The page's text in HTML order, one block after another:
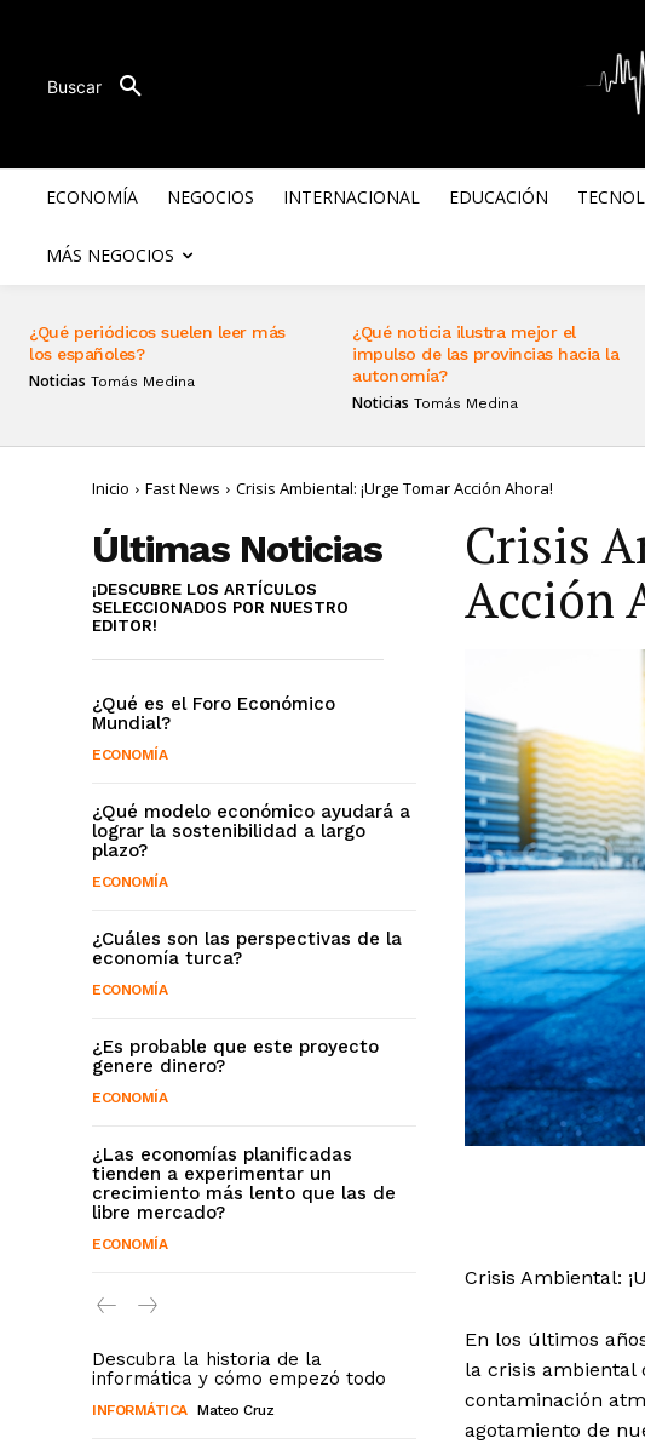
Buscar
ECONOMÍA NEGOCIOS INTERNACIONAL EDUCACIÓN
MÁS NEGOCIOS
¿Qué periódicos suelen leer más
los españoles?
Noticias Tomás Medina
¿Qué noticia ilustra mejor el
impulso de las provincias hacia la
autonomía?
Noticias Tomás Medina
Inicio Fast News Crisis Ambiental: ¡Urge Tomar Acción Ahora!
Últimas Noticias
¡DESCUBRE LOS ARTÍCULOS
SELECCIONADOS POR NUESTRO
EDITOR!
¿Qué es el Foro Económico
Mundial?
ECONOMÍA
¿Qué modelo económico ayudará a
lograr la sostenibilidad a largo
plazo?
ECONOMÍA
¿Cuáles son las perspectivas de la
economía turca?
ECONOMÍA
¿Es probable que este proyecto
genere dinero?
ECONOMÍA
¿Las economías planificadas
tienden a experimentar un
crecimiento más lento que las de
libre mercado?
ECONOMÍA
Descubra la historia de la
informática y cómo empezó todo
INFORMÁTICA Mateo Cruz
Crisis
Acción
Crisis Ambiental:
En los últimos
la crisis ambiental
contaminación
agotamiento de